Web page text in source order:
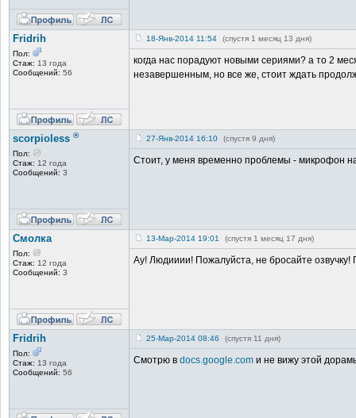
Fridrih
Пол:
Стаж: 13 года
Сообщений: 56
18-Янв-2014 11:54 (спустя 1 месяц 13 дня)
когда нас порадуют новыми сериями? а то 2
незавершенным, но все же, стоит ждать
scorpioless ®
Пол:
Стаж: 12 года
Сообщений: 3
27-Янв-2014 16:10 (спустя 9 дня)
Стоит, у меня временно проблемы - микрофон
Смолка
Пол:
Стаж: 12 года
Сообщений: 3
13-Мар-2014 19:01 (спустя 1 месяц 17 дня)
Ау! Людииии! Пожалуйста, не бросайте
Fridrih
Пол:
Стаж: 13 года
Сообщений: 56
25-Мар-2014 08:46 (спустя 11 дня)
Смотрю в docs.google.com и не вижу этой